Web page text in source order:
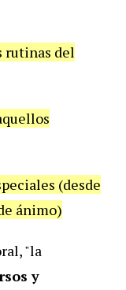
rutinas del
(desde
ánimo)
"la
y